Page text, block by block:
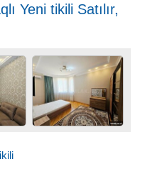
Yeni tikili Satılır,